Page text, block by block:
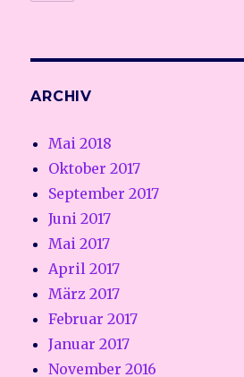
ARCHIV
Mai 2018
Oktober 2017
September 2017
Juni 2017
Mai 2017
April 2017
März 2017
Februar 2017
Januar 2017
November 2016